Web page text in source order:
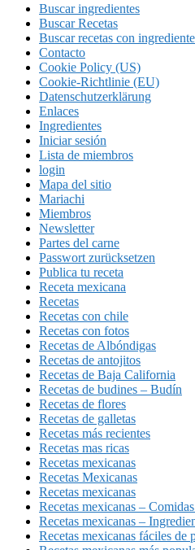
Buscar ingredientes
Buscar Recetas
Buscar recetas con
Contacto
Cookie Policy (US)
Cookie-Richtlinie (EU)
Datenschutzerklärung
Enlaces
Ingredientes
Iniciar sesión
Lista de miembros
login
Mapa del sitio
Mariachi
Miembros
Newsletter
Partes del carne
Passwort zurücksetzen
Publica tu receta
Receta mexicana
Recetas
Recetas con chile
Recetas con fotos
Recetas de Albóndigas
Recetas de antojitos
Recetas de Baja California
Recetas de budines – Budín
Recetas de flores
Recetas de galletas
Recetas más recientes
Recetas mas ricas
Recetas mexicanas
Recetas Mexicanas
Recetas mexicanas
Recetas mexicanas –
Recetas mexicanas –
Recetas mexicanas fáciles de